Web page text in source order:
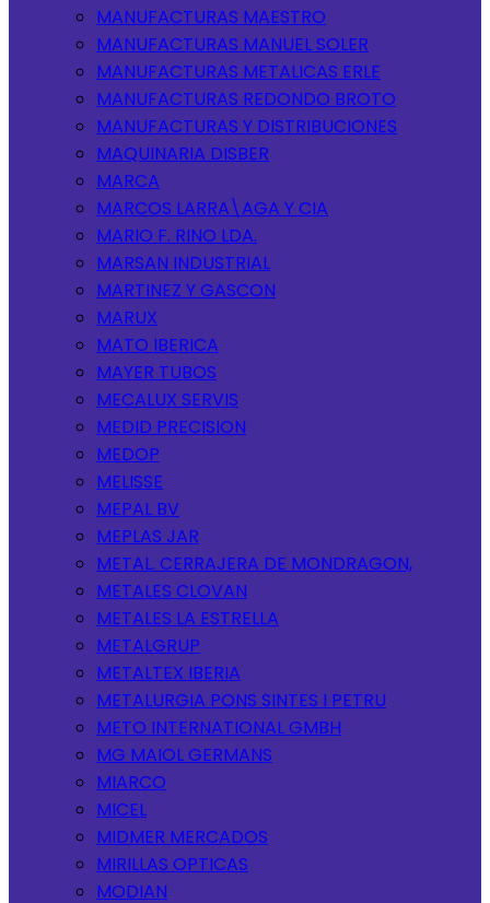
MANUFACTURAS MAESTRO
MANUFACTURAS MANUEL SOLER
MANUFACTURAS METALICAS ERLE
MANUFACTURAS REDONDO BROTO
MANUFACTURAS Y DISTRIBUCIONES
MAQUINARIA DISBER
MARCA
MARCOS LARRA\AGA Y CIA
MARIO F. RINO LDA.
MARSAN INDUSTRIAL
MARTINEZ Y GASCON
MARUX
MATO IBERICA
MAYER TUBOS
MECALUX SERVIS
MEDID PRECISION
MEDOP
MELISSE
MEPAL BV
MEPLAS JAR
METAL. CERRAJERA DE MONDRAGON,
METALES CLOVAN
METALES LA ESTRELLA
METALGRUP
METALTEX IBERIA
METALURGIA PONS SINTES I PETRU
METO INTERNATIONAL GMBH
MG MAIOL GERMANS
MIARCO
MICEL
MIDMER MERCADOS
MIRILLAS OPTICAS
MODIAN